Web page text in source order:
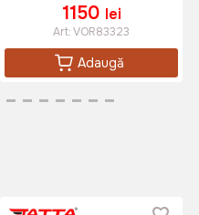
1150 lei
Art:VOR83323
Adaugă